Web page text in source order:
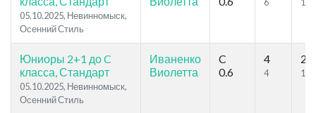
05.10.2025, Невинномыск,
Осенний Стиль
Юниоры 2+1 до C
класса, Стандарт
05.10.2025, Невинномыск,
Осенний Стиль
Иваненко
Виолетта
C
0.6
4
4
22
14